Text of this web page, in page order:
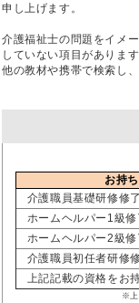
申し上げます。
介護福祉士の問題をイメ
していない項目があります
他の教材や携帯で検索し
お持
介護職員基礎研修修
ホームヘルパー1級修
ホームヘルパー2級修
介護職員初任者研修
上記記載の資格をお
※上